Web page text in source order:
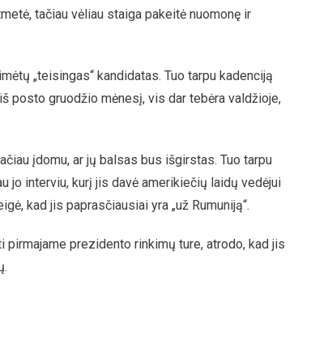
tačiau vėliau staiga pakeitė nuomonę ir
„teisingas“ kandidatas. Tuo tarpu kadenciją
posto gruodžio mėnesį, vis dar tebėra valdžioje,
įdomu, ar jų balsas bus išgirstas. Tuo tarpu
jo interviu, kurį jis davė amerikiečių laidų vedėjui
kad jis paprasčiausiai yra „už Rumuniją“.
prezidento rinkimų ture, atrodo, kad jis